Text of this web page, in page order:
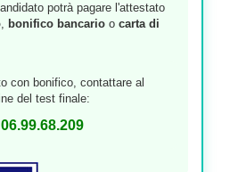
potrà pagare l'attestato
, bonifico bancario o carta di
con bonifico, contattare al
del test finale:
06.99.68.209